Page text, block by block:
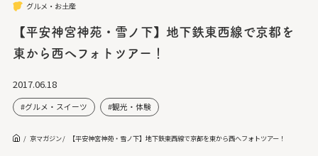
グルメ・お土産
【平安神宮神苑・雪ノ下】地下鉄東西線で京都を
東から西へフォトツアー！
2017.06.18
グルメ・スイーツ 観光・体験
京マガジン 【平安神宮神苑・雪ノ下】地下鉄東西線で京都を東から西へフォトツアー！